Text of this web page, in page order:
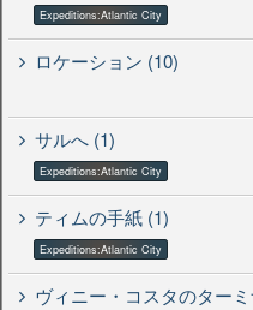
Expeditions:Atlantic City
ロケーション (10)
サルへ (1)
Expeditions:Atlantic City
ティムの手紙 (1)
Expeditions:Atlantic City
ヴィニー・コスタのター